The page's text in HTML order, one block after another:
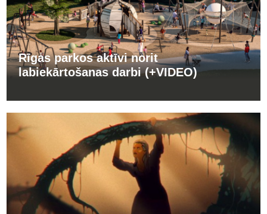
Rīgas parkos aktīvi norit
labiekārtošanas darbi (+VIDEO)